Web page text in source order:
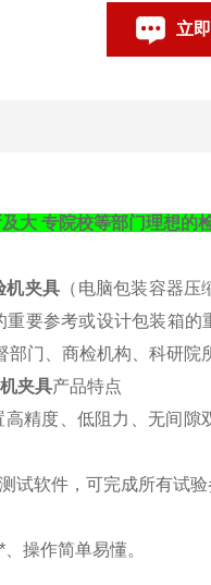
立
大 专院校等部门理想的
机夹具 （电脑包装容器
要参考或设计包装箱的
门、商检机构、科研院
夹具产品特点
精度、低阻力、无间
试软件，可完成所有试
操作简单易懂。